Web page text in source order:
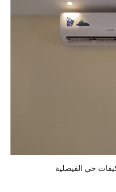
حي الفيصلية